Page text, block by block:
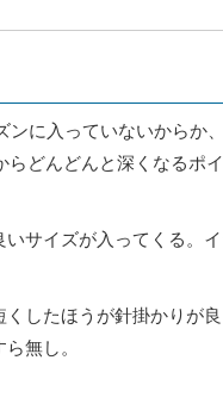
に入っていないからか
どんどんと深くなるポ
サイズが入ってくる。
したほうが針掛かりが
無し。